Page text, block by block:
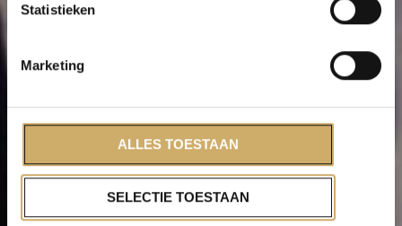
Statistieken
Marketing
ALLES TOESTAAN
SELECTIE TOESTAAN